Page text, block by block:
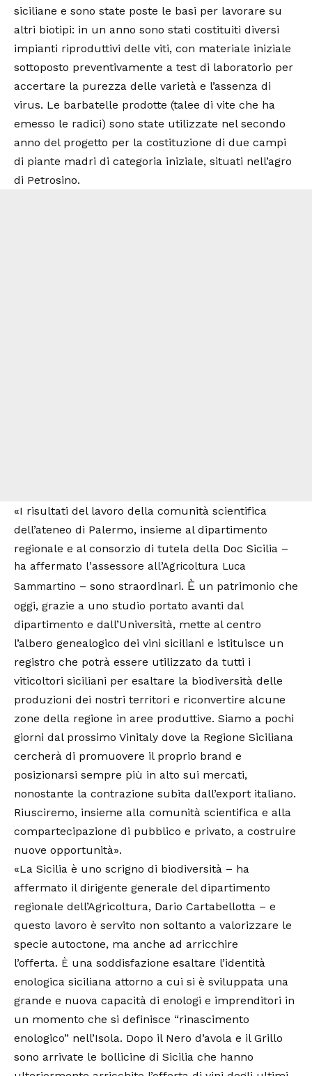
siciliane e sono state poste le basi per lavorare su
altri biotipi: in un anno sono stati costituiti diversi
impianti riproduttivi delle viti, con materiale iniziale
sottoposto preventivamente a test di laboratorio per
accertare la purezza delle varietà e l’assenza di
virus. Le barbatelle prodotte (talee di vite che ha
emesso le radici) sono state utilizzate nel secondo
anno del progetto per la costituzione di due campi
di piante madri di categoria iniziale, situati nell’agro
di Petrosino.
«I risultati del lavoro della comunità scientifica
dell’ateneo di Palermo, insieme al dipartimento
regionale e al consorzio di tutela della Doc Sicilia –
ha affermato l’assessore all’Agricoltura Luca
Sammartino – sono straordinari. È un patrimonio che
oggi, grazie a uno studio portato avanti dal
dipartimento e dall’Università, mette al centro
l’albero genealogico dei vini siciliani e istituisce un
registro che potrà essere utilizzato da tutti i
viticoltori siciliani per esaltare la biodiversità delle
produzioni dei nostri territori e riconvertire alcune
zone della regione in aree produttive. Siamo a pochi
giorni dal prossimo Vinitaly dove la Regione Siciliana
cercherà di promuovere il proprio brand e
posizionarsi sempre più in alto sui mercati,
nonostante la contrazione subita dall’export italiano.
Riusciremo, insieme alla comunità scientifica e alla
compartecipazione di pubblico e privato, a costruire
nuove opportunità».
«La Sicilia è uno scrigno di biodiversità – ha
affermato il dirigente generale del dipartimento
regionale dell’Agricoltura, Dario Cartabellotta – e
questo lavoro è servito non soltanto a valorizzare le
specie autoctone, ma anche ad arricchire
l’offerta. È una soddisfazione esaltare l’identità
enologica siciliana attorno a cui si è sviluppata una
grande e nuova capacità di enologi e imprenditori in
un momento che si definisce “rinascimento
enologico” nell’Isola. Dopo il Nero d’avola e il Grillo
sono arrivate le bollicine di Sicilia che hanno